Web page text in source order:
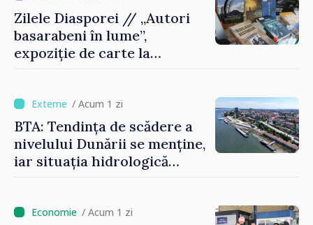
Zilele Diasporei // „Autori
basarabeni în lume”,
expoziție de carte la
/ Acum 1 zi
BTA: Tendința de scădere a
nivelului Dunării se menține,
iar situația hidrologică
/ Acum 1 zi